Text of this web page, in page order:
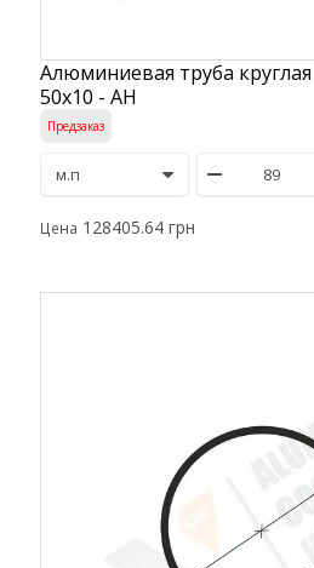
Алюминиевая труба круглая
50х10 - АН
Предзаказ
Цена 128405.64 грн